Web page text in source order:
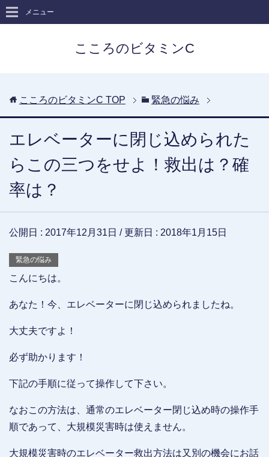
こころのビタミンC
メニュー
こころのビタミンC TOP 緊急の悩み
エレベーターに閉じ込められた
らこの三つをせよ！救出は？確
率は？
公開日 : 2017年12月31日 / 更新日 : 2018年1月15日
緊急の悩み
こんにちは。
あなた！今、エレベーターに閉じ込められましたね。
大丈夫ですよ！
必ず助かります！
下記の手順に従って操作して下さい。
なおこの方法は、通常のエレベーター閉じ込め時の操作手
順であって、大規模災害時は使えません。
大規模災害時のエレベーター救出方法は又別の機会にお話